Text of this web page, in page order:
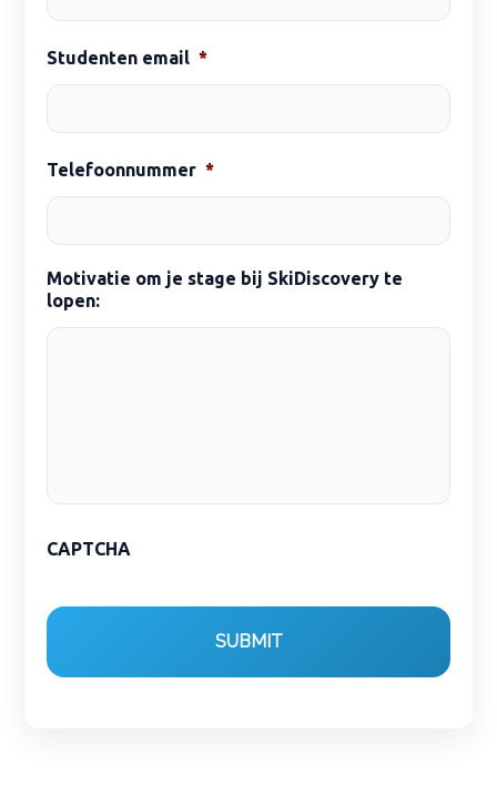
Studenten email *
Telefoonnummer *
Motivatie om je stage bij SkiDiscovery te
lopen:
CAPTCHA